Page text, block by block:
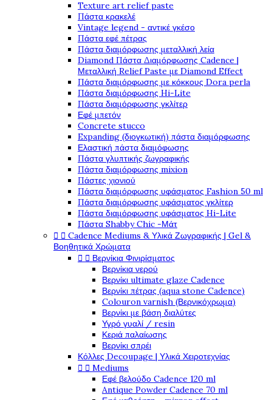
Texture art relief paste
Πάστα κρακελέ
Vintage legend - αντικέ γκέσο
Πάστα εφέ πέτρας
Πάστα διαμόρφωσης μεταλλική λεία
Diamond Πάστα Διαμόρφωσης Cadence |
Μεταλλική Relief Paste με Diamond Effect
Πάστα διαμόρφωσης με κόκκους Dora perla
Πάστα διαμόρφωσης Hi-Lite
Πάστα διαμόρφωσης γκλίτερ
Εφέ μπετόν
Concrete stucco
Expanding (διογκωτική) πάστα διαμόρφωσης
Ελαστική πάστα διαμόφωσης
Πάστα γλυπτικής ζωγραφικής
Πάστα διαμόρφωσης mixion
Πάστες χιονιού
Πάστα διαμόρφωσης υφάσματος Fashion 50 ml
Πάστα διαμόρφωσης υφάσματος γκλίτερ
Πάστα διαμόρφωσης υφάσματος Hi-Lite
Πάστα Shabby Chic -Μάτ
  Cadence Mediums & Υλικά Ζωγραφικής | Gel &
Βοηθητικά Χρώματα
  Βερνίκια Φινιρίσματος
Βερνίκια νερού
Βερνίκι ultimate glaze Cadence
Βερνίκι πέτρας (aqua stone Cadence)
Colouron varnish (Βερνικόχρωμα)
Βερνίκι με βάση διαλύτες
Υγρό γυαλί / resin
Κεριά παλαίωσης
Βερνίκι σπρέι
Κόλλες Decoupage | Υλικά Χειροτεχνίας
  Mediums
Εφέ βελούδο Cadence 120 ml
Antique Powder Cadence 70 ml